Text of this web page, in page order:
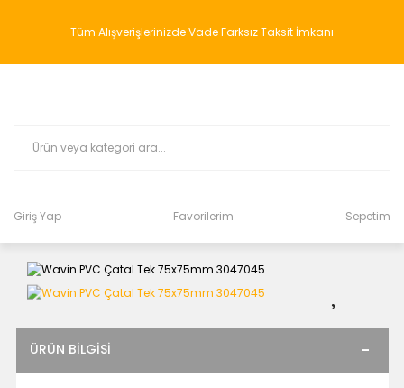
Tüm Alışverişlerinizde Vade Farksız Taksit İmkanı
Giriş Yap Favorilerim Sepetim
ÜRÜN BILGISI